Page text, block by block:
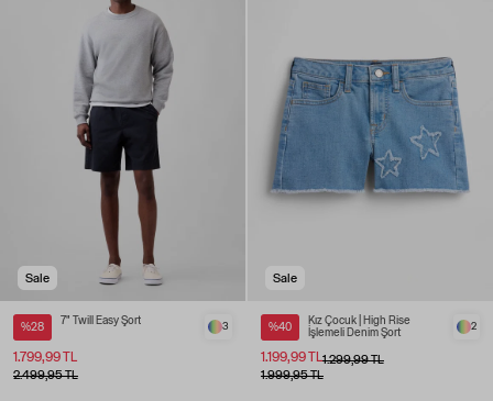
Sale
%28
7" Twill Easy Şort
1.799,99 TL
3
2.499,95 TL
Sale
%40
Kız Çocuk | High Rise
İşlemeli Denim Şort
1.299,99 TL
1.199,99 TL
2
1.999,95 TL